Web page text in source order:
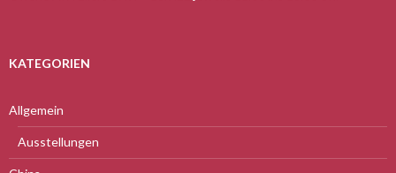
KATEGORIEN
Allgemein
Ausstellungen